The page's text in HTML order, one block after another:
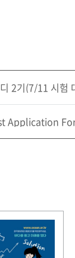
2기(7/11 시험
Application